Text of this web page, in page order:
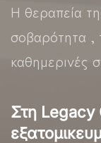
Η θεραπεία
σοβαρότητα ,
καθημερινές
Στη Legacy